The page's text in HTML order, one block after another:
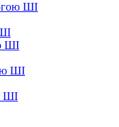
ШІ
ШІ
ШІ
ШІ